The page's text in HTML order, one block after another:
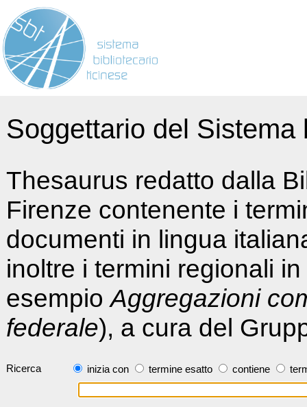
Soggettario del
Thesaurus redatto dalla
Firenze contenente i
documenti in lingua
inoltre i termini regionali
esempioAggregazioni
federale), a cura del
Ricerca inizia con termine esatto contiene